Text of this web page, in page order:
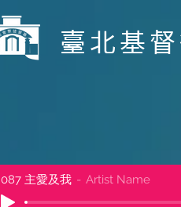
臺北基
087 主愛及我 Artist Name